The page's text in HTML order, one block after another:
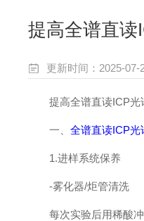
提高全谱直
更新时间：2025-07-
提高全谱直读ICP光谱
一、全谱直读ICP光
1.进样系统保养
-雾化器/炬管清洗
每次实验后用稀酸冲